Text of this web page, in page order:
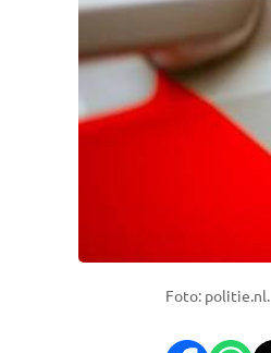
Foto: politie.nl.